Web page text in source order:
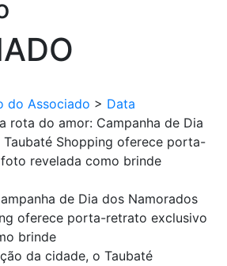
do Associado > Data
rota do amor: Campanha de Dia
Shopping oferece porta-
revelada como brinde
de Dia dos Namorados
oferece porta-retrato exclusivo
brinde
da cidade, o Taubaté